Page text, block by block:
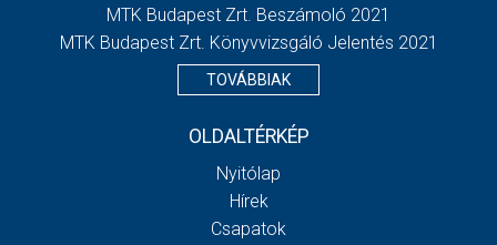
MTK Budapest Zrt. Beszámoló 2021
MTK Budapest Zrt. Könyvvizsgáló Jelentés 2021
TOVÁBBIAK
OLDALTÉRKÉP
Nyitólap
Hírek
Csapatok